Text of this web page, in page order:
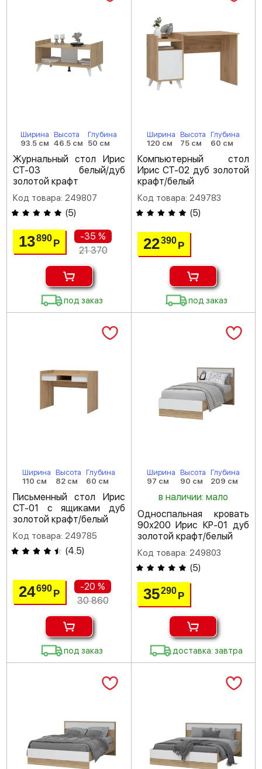
Ширина
93.5 см
Высота
46.5 см
Глубина
50 см
Журнальный стол Ирис
СТ-03 белый/дуб
золотой крафт
Код товара: 249807
(5)
13890Р
-35 %
21 370
под заказ
Ширина
120 см
Высота
75 см
Глубина
60 см
Компьютерный стол
Ирис СТ-02 дуб золотой
крафт/белый
Код товара: 249783
(5)
22390 Р
под заказ
Ширина
110 см
Высота
82 см
Глубина
60 см
Письменный стол Ирис
СТ-01 с ящиками дуб
золотой крафт/белый
Код товара: 249785
(4.5)
24690Р
-20 %
30 860
под заказ
Ширина
97 см
Высота
90 см
Глубина
209 см
в наличии: мало
Односпальная кровать
90х200 Ирис КР-01 дуб
золотой крафт/белый
Код товара: 249803
(5)
35290 Р
доставка: завтра